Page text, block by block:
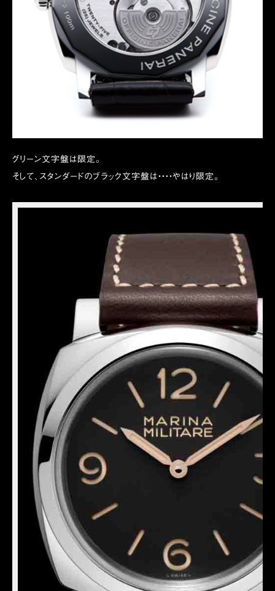
グリーン文字盤は限定。
そして、スタンダードのブラック文字盤は・・・・やはり限定。